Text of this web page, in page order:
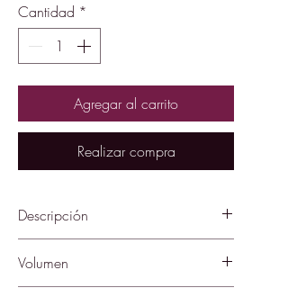
Cantidad *
Agregar al carrito
Realizar compra
Descripción
fragancia intensa con un alto nivel
Volumen